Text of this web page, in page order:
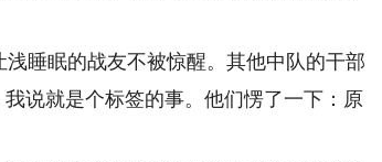
睡眠的战友不被惊醒。其他中队的干部
说就是个标签的事。他们愣了一下：原